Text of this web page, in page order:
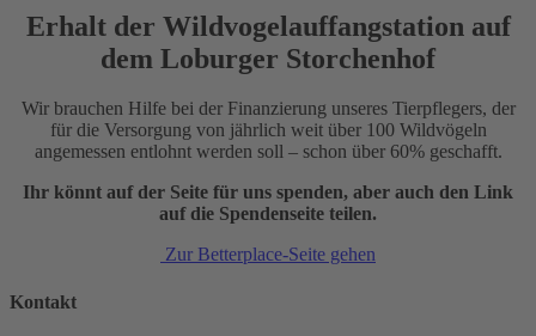
Erhalt der Wildvogelauffangstation auf
dem Loburger Storchenhof
Wir brauchen Hilfe bei der Finanzierung unseres Tierpflegers, der
für die Versorgung von jährlich weit über 100 Wildvögeln
angemessen entlohnt werden soll – schon über 60% geschafft.
Ihr könnt auf der Seite für uns spenden, aber auch den Link
auf die Spendenseite teilen.
Zur Betterplace-Seite gehen
Kontakt